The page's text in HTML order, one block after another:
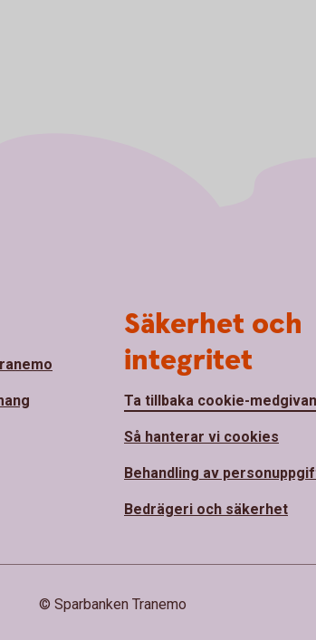
Säkerhet och
integritet
Ta tillbaka cookie-
Så hanterar vi cookies
Behandling av
Bedrägeri och säkerhet
© Sparbanken Tranemo